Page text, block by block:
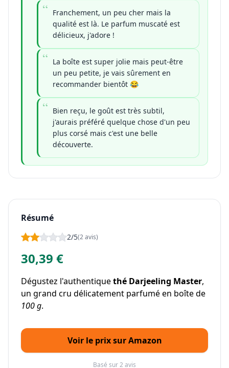
Franchement, un peu cher mais la
qualité est là. Le parfum muscaté est
délicieux, j'adore !
La boîte est super jolie mais peut-être
un peu petite, je vais sûrement en
recommander bientôt 😂
Bien reçu, le goût est très subtil,
j'aurais préféré quelque chose d'un peu
plus corsé mais c'est une belle
découverte.
Résumé
2/5(2 avis)
30,39 €
Dégustez l'authentiquethé Darjeeling Master,
un grand cru délicatement parfumé en boîte de
100 g.
Voir le prix sur Amazon
Basé sur 2 avis